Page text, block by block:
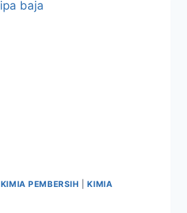
KIMIA PEMBERSIH |KIMIA